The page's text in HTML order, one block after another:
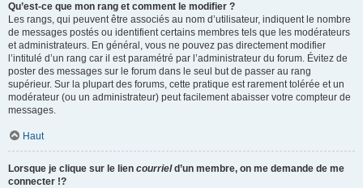
Qu’est-ce que mon rang et comment le modifier ?
Les rangs, qui peuvent être associés au nom d’utilisateur, indiquent le nombre
de messages postés ou identifient certains membres tels que les modérateurs
et administrateurs. En général, vous ne pouvez pas directement modifier
l’intitulé d’un rang car il est paramétré par l’administrateur du forum. Évitez de
poster des messages sur le forum dans le seul but de passer au rang
supérieur. Sur la plupart des forums, cette pratique est rarement tolérée et un
modérateur (ou un administrateur) peut facilement abaisser votre compteur de
messages.
Haut
Lorsque je clique sur le lien courrield’un membre, on me demande de me
connecter !?